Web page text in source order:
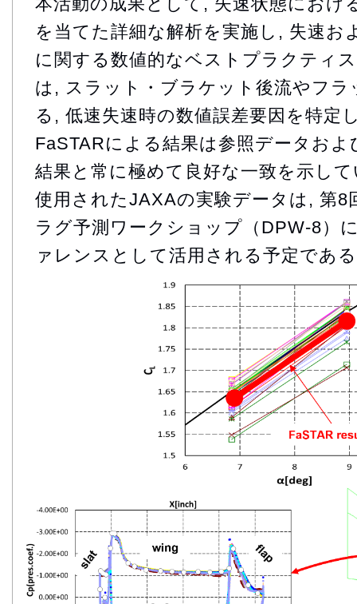
を当てた詳細な解析を実施し, 失速お
に関する数値的なベストプラクティ
は, スラット・ブラケット後流やフラ
る, 低速失速時の数値誤差要因を特定
FaSTARによる結果は参照データお
結果と常に極めて良好な一致を示し
使用されたJAXAの実験データは, 第8
ラグ予測ワークショップ（DPW-8）
ァレンスとして活用される予定であ